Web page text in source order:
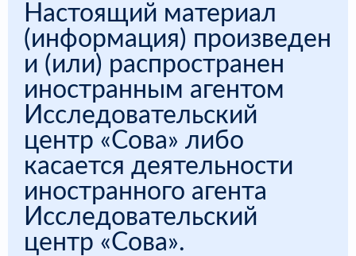
Настоящий материал
(информация) произведен
и (или) распространен
иностранным агентом
Исследовательский
центр «Сова» либо
касается деятельности
иностранного агента
Исследовательский
центр «Сова».